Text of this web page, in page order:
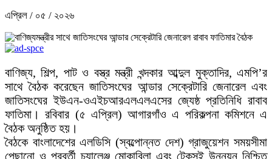
এপ্রিল / ০৫ / ২০২৬
বাণিজ্য, শিল্প, পাট ও বস্ত্র মন্ত্রী খন্দকার আব্দুল মুক্তাদির, এমপি’র
সাথে বৈঠক করেছেন জাতিসংঘের আন্ডার সেক্রেটারি জেনারেল এবং
জাতিসংঘের ইউএন-ওএইচআরএলএলএসের জ্যেষ্ঠ প্রতিনিধি রাবাব
ফাতিমা। রবিবার (৫ এপ্রিল) আগারগাঁও এ পরিকল্পনা কমিশনে এ
বৈঠক অনুষ্ঠিত হয়।
বৈঠকে বাংলাদেশের এলডিসি (স্বল্পোন্নত দেশ) গ্রাজুয়েশন সময়সীমা
পেছানো ও পরবর্তী চ্যালেঞ্জ মোকাবিলা এবং টেকসই উন্নয়ন নিশ্চিত